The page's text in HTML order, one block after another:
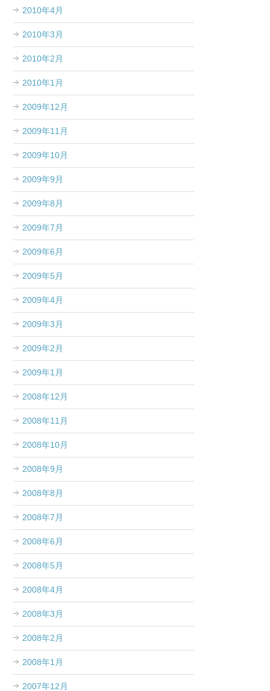
2010年4月
2010年3月
2010年2月
2010年1月
2009年12月
2009年11月
2009年10月
2009年9月
2009年8月
2009年7月
2009年6月
2009年5月
2009年4月
2009年3月
2009年2月
2009年1月
2008年12月
2008年11月
2008年10月
2008年9月
2008年8月
2008年7月
2008年6月
2008年5月
2008年4月
2008年3月
2008年2月
2008年1月
2007年12月